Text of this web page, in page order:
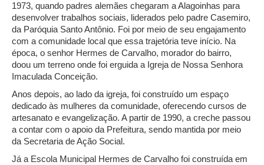
1973, quando padres alemães chegaram a Alagoinhas para
desenvolver trabalhos sociais, liderados pelo padre Casemiro,
da Paróquia Santo Antônio. Foi por meio de seu engajamento
com a comunidade local que essa trajetória teve início. Na
época, o senhor Hermes de Carvalho, morador do bairro,
doou um terreno onde foi erguida a Igreja de Nossa Senhora
Imaculada Conceição.
Anos depois, ao lado da igreja, foi construído um espaço
dedicado às mulheres da comunidade, oferecendo cursos de
artesanato e evangelização. A partir de 1990, a creche passou
a contar com o apoio da Prefeitura, sendo mantida por meio
da Secretaria de Ação Social.
Já a Escola Municipal Hermes de Carvalho foi construída em